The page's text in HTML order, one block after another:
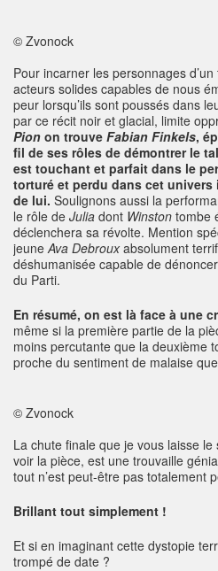
© Zvonock
Pour incarner les personnages
acteurs solides capables de nous
peur lorsqu’ils sont poussés dans
par ce récit noir et glacial, limite
Pion on trouve Fabian Finkels,
fil de ses rôles de démontrer le
est touchant et parfait dans le
torturé et perdu dans cet
de lui. Soulignons aussi la
le rôle de Julia dont Winston tombe
déclenchera sa révolte. Mention
jeune Ava Debroux absolument
déshumanisée capable de
du Parti.
En résumé, on est là face à une
même si la première partie de la
moins percutante que la deuxième
proche du sentiment de malaise
© Zvonock
La chute finale que je vous laisse
voir la pièce, est une trouvaille
tout n’est peut-être pas totalement
Brillant tout simplement !
Et si en imaginant cette dystopie
trompé de date ?